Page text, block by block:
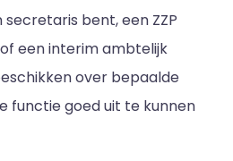
secretaris bent, een ZZP
een interim ambtelijk
over bepaalde
functie goed uit te kunnen